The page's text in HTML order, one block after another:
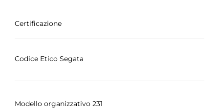
Certificazione
Codice Etico Segata
Modello organizzativo 231